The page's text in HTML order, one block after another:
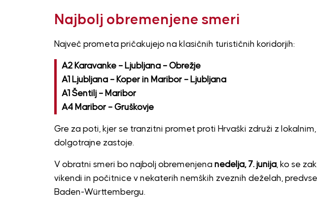
Najbolj obremenjene smeri
Največ prometa pričakujejo na klasičnih turističnih koridorjih:
A2 Karavanke – Ljubljana – Obrežje
A1 Ljubljana – Koper in Maribor – Ljubljana
A1 Šentilj – Maribor
A4 Maribor – Gruškovje
Gre za poti, kjer se tranzitni promet proti Hrvaški združi z
dolgotrajne zastoje.
V obratni smeri bo najbolj obremenjena nedelja, 7. junija, ko se
vikendi in počitnice v nekaterih nemških zveznih deželah,
Baden-Württembergu.